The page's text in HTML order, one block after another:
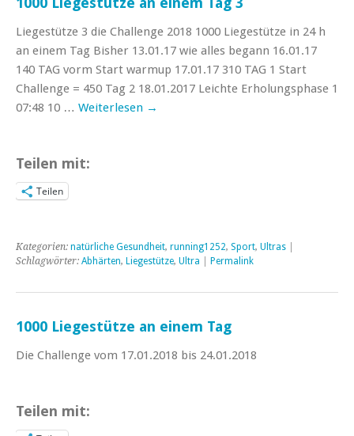
Liegestütze 3 die Challenge 2018 1000 Liegestütze in 24 h
an einem Tag Bisher 13.01.17 wie alles begann 16.01.17
140 TAG vorm Start warmup 17.01.17 310 TAG 1 Start
Challenge = 450 Tag 2 18.01.2017 Leichte Erholungsphase 1
07:48 10 … Weiterlesen →
Teilen mit:
Teilen
Kategorien: natürliche Gesundheit, running1252, Sport, Ultras
Schlagwörter: Abhärten, Liegestütze, Ultra Permalink
1000 Liegestütze an einem Tag
Die Challenge vom 17.01.2018 bis 24.01.2018
Teilen mit: